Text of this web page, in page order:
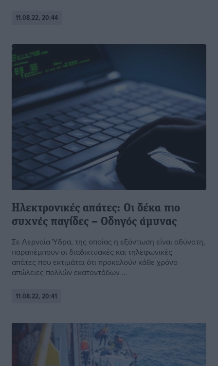
11.08.22, 20:44
Ηλεκτρονικές απάτες: Οι δέκα πιο
συχνές παγίδες – Οδηγός άμυνας
Σε Λερναία Ύδρα, της οποίας η εξόντωση είναι αδύνατη,
παραπέμπουν οι διαδικτυακές και τηλεφωνικές
απάτες που εκτιμάται ότι προκαλούν κάθε χρόνο
απώλειες πολλών εκατοντάδων ...
11.08.22, 20:41